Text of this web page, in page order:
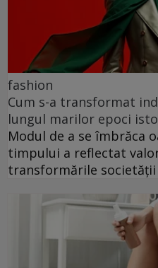
fashion
Cum s-a transformat
lungul marilor epoci
Modul de a se îmbrăca
timpului a reflectat
transformările